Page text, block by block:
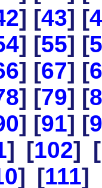
] [43] [
] [55] [
] [67] [
] [79] [
] [91] [
] [102] [
] [111]